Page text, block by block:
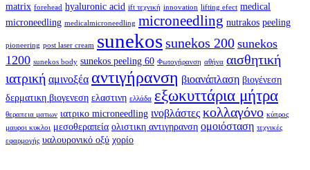
matrix forehead hyaluronic acid ift τεχνική innovation lifting efect medical
microneedling medicalmicroneedling microneedling nutrakos peeling
pioneering post laser cream sunekossunekos 200 sunekos
1200 sunekos body sunekos peeling 60 Φωτογήρανση αθήνα αισθητική
ιατρική αμινοξέα αντιγήρανση βιοανάπλαση βιογένεση
δερματικη βιογενεση ελαστινη ελλάδα εξωκυττάρια μήτρα
θεραπεια ματιων ιατρικο microneedling ινοβλάστες κολλαγόνο κύπρος
μαυροι κυκλοι μεσοθεραπεία ολιστικη αντιγηρανση ομοιόσταση τεχνικές
εφαρμογής υαλουρονικό οξύ χορίο